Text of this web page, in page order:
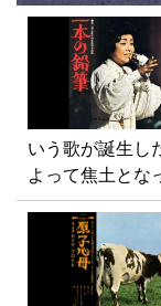
いう歌が誕生し
よって焦土とな